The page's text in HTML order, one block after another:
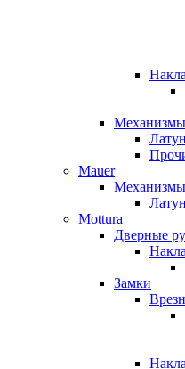
Механизмы
Mauer
Механизмы
Mottura
Дверные
Замки